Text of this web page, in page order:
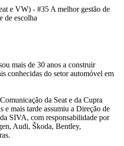
e VW) - #35 A melhor gestão de
de escolha
mais de 30 anos a construir
conhecidas do setor automóvel em
da Seat e da Cupra
e mais tarde assumiu a Direção de
SIVA, com responsabilidade por
Audi, Škoda, Bentley,